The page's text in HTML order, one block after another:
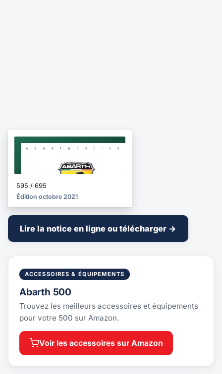
NOTICE
2021
595 / 695
Édition octobre 2021
Lire la notice en ligne ou télécharger →
ACCESSOIRES & ÉQUIPEMENTS
Abarth 500
Trouvez les meilleurs accessoires et équipements
pour votre 500 sur Amazon.
Voir les accessoires sur Amazon